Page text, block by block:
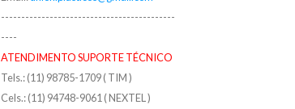
-------------------------------------------
----
ATENDIMENTO SUPORTE TÉCNICO
Tels.: (11) 98785-1709 ( TIM )
Cels.: (11) 94748-9061 ( NEXTEL )